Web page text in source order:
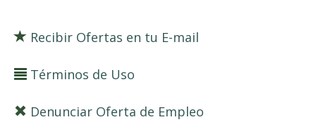
Recibir Ofertas en tu E-mail
Términos de Uso
Denunciar Oferta de Empleo